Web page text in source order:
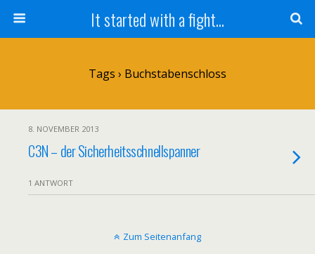
It started with a fight...
Tags › Buchstabenschloss
8. NOVEMBER 2013
C3N – der Sicherheitsschnellspanner
1 ANTWORT
Zum Seitenanfang